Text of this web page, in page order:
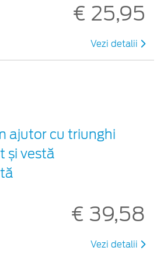
€ 25,95
Vezi detalii
ajutor cu triunghi
și vestă
€ 39,58
Vezi detalii